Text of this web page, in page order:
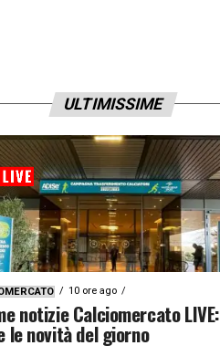
ULTIMISSIME
10 ore ago
notizie Calciomercato LIVE:
le novità del giorno